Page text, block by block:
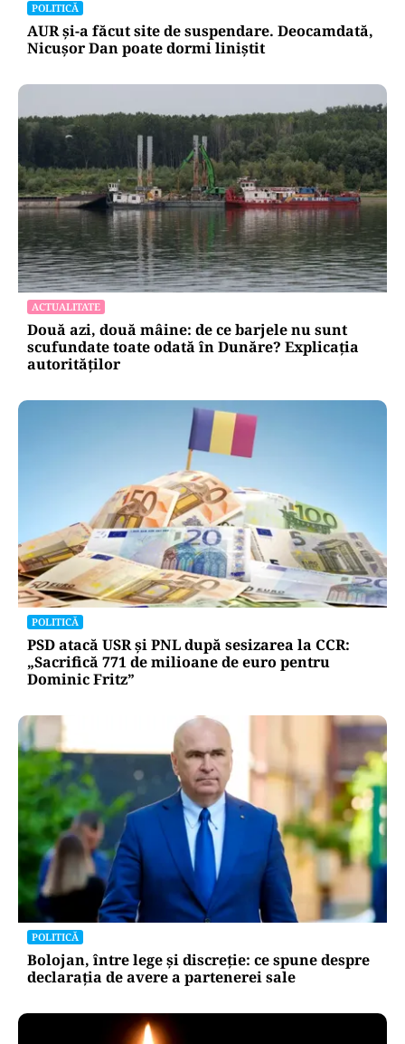
POLITICĂ
AUR și-a făcut site de suspendare. Deocamdată,
Nicușor Dan poate dormi liniștit
ACTUALITATE
Două azi, două mâine: de ce barjele nu sunt
scufundate toate odată în Dunăre? Explicația
autorităților
POLITICĂ
PSD atacă USR și PNL după sesizarea la CCR:
„Sacrifică 771 de milioane de euro pentru
Dominic Fritz”
POLITICĂ
Bolojan, între lege și discreție: ce spune despre
declarația de avere a partenerei sale